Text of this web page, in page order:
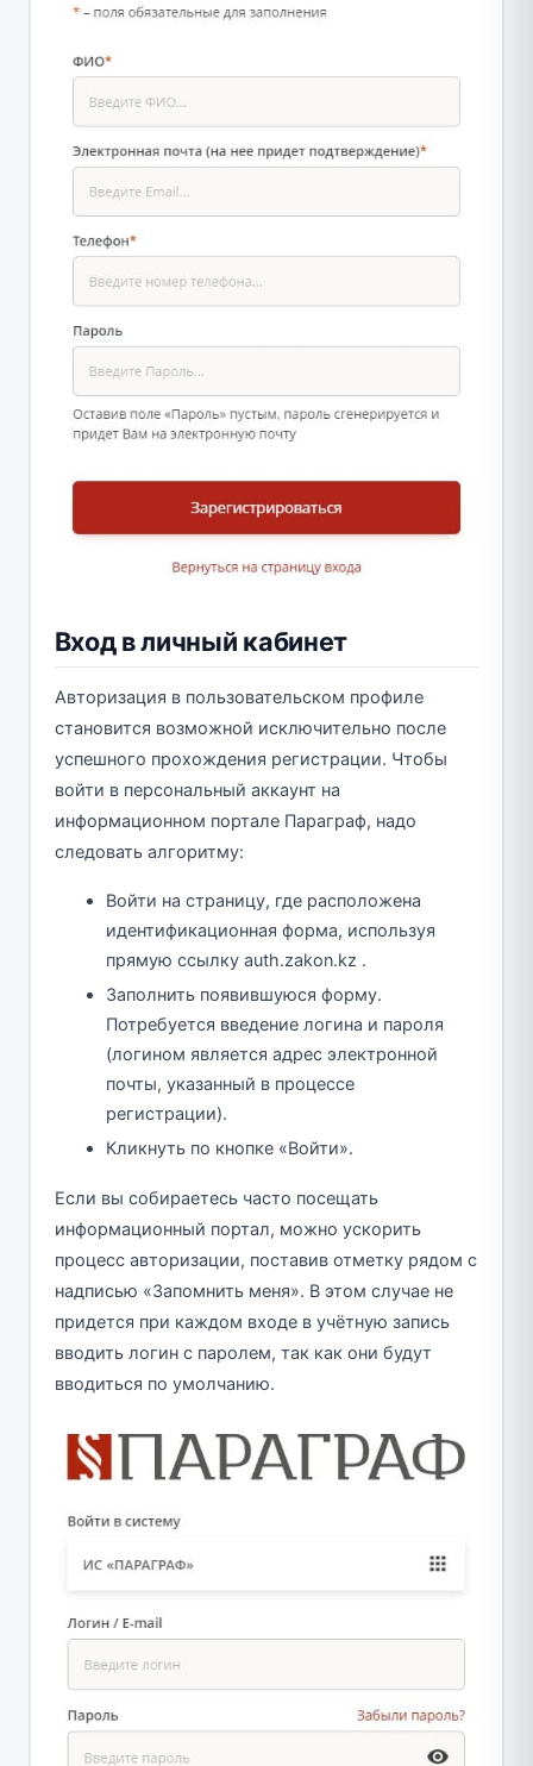
Вход в личный кабинет
Авторизация в пользовательском профиле
становится возможной исключительно после
успешного прохождения регистрации. Чтобы
войти в персональный аккаунт на
информационном портале Параграф, надо
следовать алгоритму:
Войти на страницу, где расположена
идентификационная форма, используя
прямую ссылку auth.zakon.kz .
Заполнить появившуюся форму.
Потребуется введение логина и пароля
(логином является адрес электронной
почты, указанный в процессе
регистрации).
Кликнуть по кнопке «Войти».
Если вы собираетесь часто посещать
информационный портал, можно ускорить
процесс авторизации, поставив отметку рядом с
надписью «Запомнить меня». В этом случае не
придется при каждом входе в учётную запись
вводить логин с паролем, так как они будут
вводиться по умолчанию.